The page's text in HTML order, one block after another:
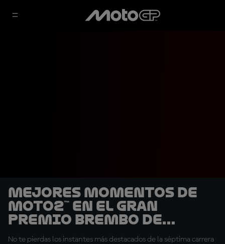
Mejores momentos de
Moto2™ en el Gran
Premio Brembo de
Italia
No te pierdas los instantes más destacados de la séptima carrera